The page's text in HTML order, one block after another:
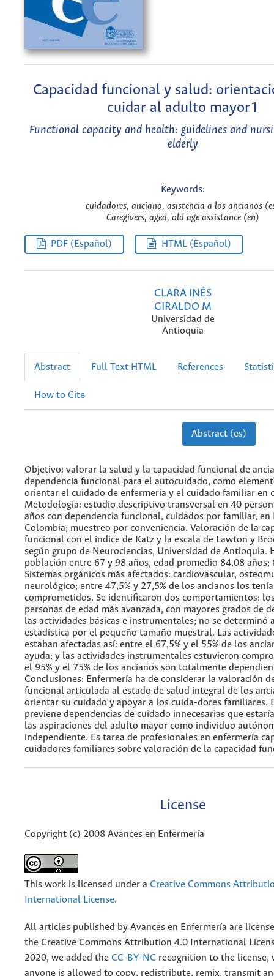
Capacidad funcional y salud:
cuidar al adulto mayor1
Functional capacity and health: guidelines and
elderly
Keywords:
cuidadores, anciano, asistencia a los ancianos
Caregivers, aged, old age assistance (en)
PDF (Español) HTML (Español)
CLARA INÉS
GIRALDO M
Universidad de
Antioquia
Abstract Full Text HTML References
How to Cite
Abstract (es)
Objetivo: valorar la salud y la capacidad funcional de
dependencia funcional para el autocuidado, como
orientar el cuidado de enfermería y el cuidado familiar en
Metodología: estudio descriptivo transversal en 40
años con dependencia funcional, cuidados por familiar, en
Colombia; muestreo por conveniencia. Valoración de la
funcional con el índice de Katz y la escala de Lawton y
según grupo de Neurociencias, Universidad de Antioquia.
población entre 67 y 98 años, edad promedio 84,08 años;
Sistemas orgánicos más afectados: cardiovascular,
neurológico; entre 47,5% y 27,5% de los ancianos los
comprometidos. Se identificaron dos comportamientos:
personas de edad más avanzada, con mayores grados de
las actividades básicas e instrumentales; no se determinó
estadística por el pequeño tamaño muestral. Las
estaban afectadas así: entre el 67,5% y el 55% de los
ayuda; y las actividades instrumentales estuvieron
el 95% y el 75% de los ancianos son totalmente
Conclusiones: Enfermería ha de considerar la valoración
funcional articulada al estado de salud integral de los
orientar su cuidado y apoyar a los cuida-dores familiares.
previene dependencias de cuidado innecesarias que
las aspiraciones del adulto mayor como individuo
independiente. Es tarea de profesionales en enfermería
cuidadores familiares sobre valoración de la capacidad
License
Copyright (c) 2008 Avances en Enfermería
This work is licensed under a Creative Commons
International License.
All articles published by Avances en Enfermería are
the Creative Commons Attribution 4.0 International
2020, we added the CC-BY-NC recognition to the license,
anyone is allowed to copy, redistribute, remix, transmit